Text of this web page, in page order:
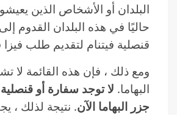
البلدان أو الأشخاص الذين
حاليًا في هذه البلدان القدوم
قنصلية فيتنام لتقديم طلب فيزا
ومع ذلك ، فإن هذه القائمة لا
البهاما. لا توجد سفارة أو
جزر البهاما الآن. نتيجة لذلك ،